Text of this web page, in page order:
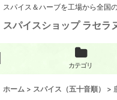
スパイス＆ハーブを工場から全国
スパイスショップ ラセラ
カテゴリ
ホーム > スパイス（五十音順） >